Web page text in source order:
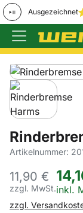
Ausgezeichnet
Zum
Zur
Artikelnummer:
11,90 €
zzgl. MwSt.
14,
inkl.
zzgl.